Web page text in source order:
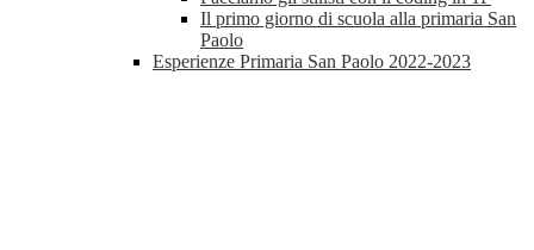
Il primo giorno di scuola alla primaria San
Paolo
Esperienze Primaria San Paolo 2022-2023